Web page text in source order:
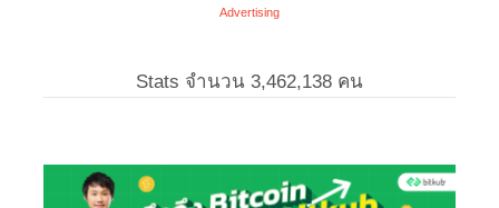
Advertising
Stats จำนวน 3,462,138 คน